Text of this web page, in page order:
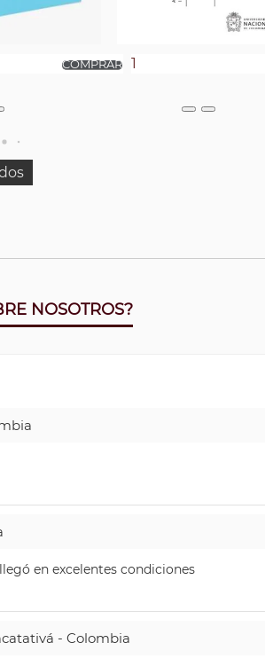
NOSOTROS?
en excelentes condiciones
- Colombia